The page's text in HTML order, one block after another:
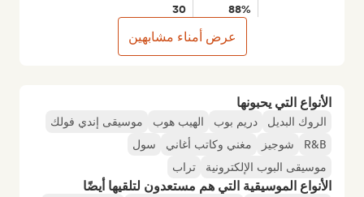
الأنواع التي يحبونها
الروك البديل دريم بوب الهيب هوب
موسيقى إندي فولك
R&B
شوجيز مغني وكاتب أغاني
سول
موسيقى البوب الإلكترونية
تراب
الأنواع الموسيقية التي هم مستعدون لتلقيها أيضًا
88%
30
عرض أمناء مشابهين